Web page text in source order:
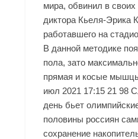
мира, обвинил в
диктора Кьеля-Эрика
работавшего на
В данной методике
пола, зато
прямая и косые
июл 2021 17:15 21 98
день бьет
половины россиян
сохранение